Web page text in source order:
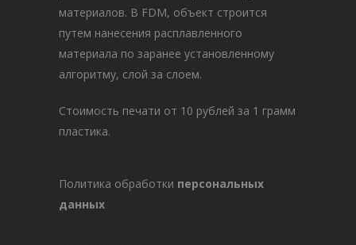
материалов. В FDM, объект строится
путем нанесения расплавленного
материала по заранее установленному
алгоритму, слой за слоем.
Стоимость печати от 10 рублей за 1 грамм
пластика.
Политика обработки персональных
данных